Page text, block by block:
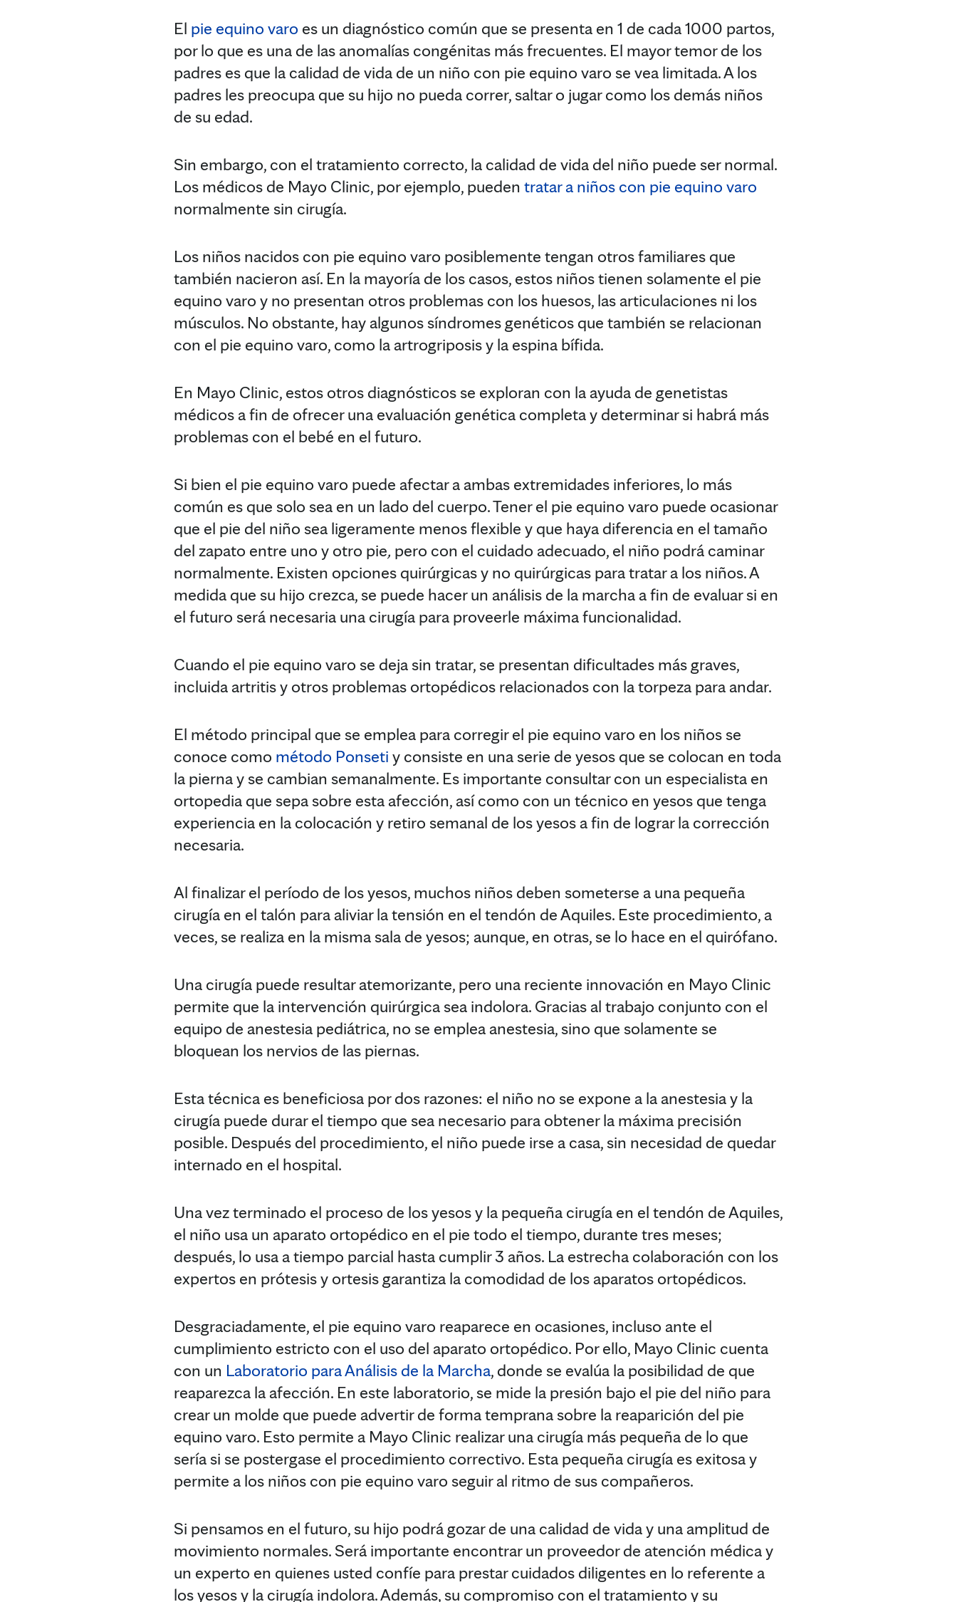
El pie equino varo es un diagnóstico común que se presenta en 1 de cada 1000 partos,
por lo que es una de las anomalías congénitas más frecuentes. El mayor temor de los
padres es que la calidad de vida de un niño con pie equino varo se vea limitada. A los
padres les preocupa que su hijo no pueda correr, saltar o jugar como los demás niños
de su edad.
Sin embargo, con el tratamiento correcto, la calidad de vida del niño puede ser normal.
Los médicos de Mayo Clinic, por ejemplo, pueden tratar a niños con pie equino varo
normalmente sin cirugía.
Los niños nacidos con pie equino varo posiblemente tengan otros familiares que
también nacieron así. En la mayoría de los casos, estos niños tienen solamente el pie
equino varo y no presentan otros problemas con los huesos, las articulaciones ni los
músculos. No obstante, hay algunos síndromes genéticos que también se relacionan
con el pie equino varo, como la artrogriposis y la espina bífida.
En Mayo Clinic, estos otros diagnósticos se exploran con la ayuda de genetistas
médicos a fin de ofrecer una evaluación genética completa y determinar si habrá más
problemas con el bebé en el futuro.
Si bien el pie equino varo puede afectar a ambas extremidades inferiores, lo más
común es que solo sea en un lado del cuerpo. Tener el pie equino varo puede ocasionar
que el pie del niño sea ligeramente menos flexible y que haya diferencia en el tamaño
del zapato entre uno y otro pie, pero con el cuidado adecuado, el niño podrá caminar
normalmente. Existen opciones quirúrgicas y no quirúrgicas para tratar a los niños. A
medida que su hijo crezca, se puede hacer un análisis de la marcha a fin de evaluar si en
el futuro será necesaria una cirugía para proveerle máxima funcionalidad.
Cuando el pie equino varo se deja sin tratar, se presentan dificultades más graves,
incluida artritis y otros problemas ortopédicos relacionados con la torpeza para andar.
El método principal que se emplea para corregir el pie equino varo en los niños se
conoce como método Ponseti y consiste en una serie de yesos que se colocan en toda
la pierna y se cambian semanalmente. Es importante consultar con un especialista en
ortopedia que sepa sobre esta afección, así como con un técnico en yesos que tenga
experiencia en la colocación y retiro semanal de los yesos a fin de lograr la corrección
necesaria.
Al finalizar el período de los yesos, muchos niños deben someterse a una pequeña
cirugía en el talón para aliviar la tensión en el tendón de Aquiles. Este procedimiento, a
veces, se realiza en la misma sala de yesos; aunque, en otras, se lo hace en el quirófano.
Una cirugía puede resultar atemorizante, pero una reciente innovación en Mayo Clinic
permite que la intervención quirúrgica sea indolora. Gracias al trabajo conjunto con el
equipo de anestesia pediátrica, no se emplea anestesia, sino que solamente se
bloquean los nervios de las piernas.
Esta técnica es beneficiosa por dos razones: el niño no se expone a la anestesia y la
cirugía puede durar el tiempo que sea necesario para obtener la máxima precisión
posible. Después del procedimiento, el niño puede irse a casa, sin necesidad de quedar
internado en el hospital.
Una vez terminado el proceso de los yesos y la pequeña cirugía en el tendón de Aquiles,
el niño usa un aparato ortopédico en el pie todo el tiempo, durante tres meses;
después, lo usa a tiempo parcial hasta cumplir 3 años. La estrecha colaboración con los
expertos en prótesis y ortesis garantiza la comodidad de los aparatos ortopédicos.
Desgraciadamente, el pie equino varo reaparece en ocasiones, incluso ante el
cumplimiento estricto con el uso del aparato ortopédico. Por ello, Mayo Clinic cuenta
con un Laboratorio para Análisis de la Marcha, donde se evalúa la posibilidad de que
reaparezca la afección. En este laboratorio, se mide la presión bajo el pie del niño para
crear un molde que puede advertir de forma temprana sobre la reaparición del pie
equino varo. Esto permite a Mayo Clinic realizar una cirugía más pequeña de lo que
sería si se postergase el procedimiento correctivo. Esta pequeña cirugía es exitosa y
permite a los niños con pie equino varo seguir al ritmo de sus compañeros.
Si pensamos en el futuro, su hijo podrá gozar de una calidad de vida y una amplitud de
movimiento normales. Será importante encontrar un proveedor de atención médica y
un experto en quienes usted confíe para prestar cuidados diligentes en lo referente a
los yesos y la cirugía indolora. Además, su compromiso con el tratamiento y su